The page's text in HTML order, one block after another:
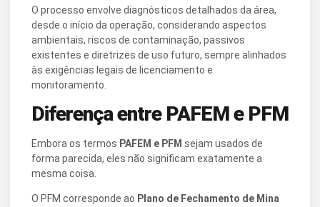
O processo envolve diagnósticos detalhados da área,
desde o início da operação, considerando aspectos
ambientais, riscos de contaminação, passivos
existentes e diretrizes de uso futuro, sempre alinhados
às exigências legais de licenciamento e
monitoramento.
Diferença entre PAFEMe PFM
Embora os termos PAFEM e PFM sejam usados de
forma parecida, eles não significam exatamente a
mesma coisa.
O PFM corresponde ao Plano de Fechamento de Mina